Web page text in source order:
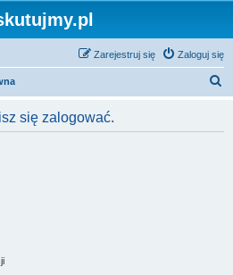
Zaloguj się
Zarejestruj się
się zalogować.